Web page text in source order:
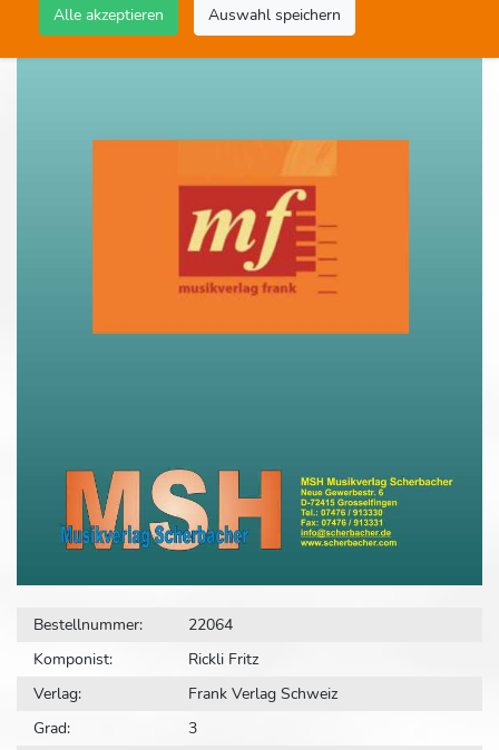
Alle akzeptieren Auswahl speichern
Bestellnummer:
22064
Komponist:
Rickli Fritz
Verlag:
Frank Verlag Schweiz
Grad:
3